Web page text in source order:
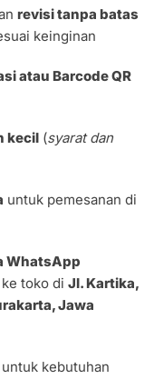
revisi tanpa batas
keinginan
atau Barcode QR
kecil (syarat dan
untuk pemesanan di
WhatsApp
ke toko diJl. Kartika,
Jawa
kebutuhan